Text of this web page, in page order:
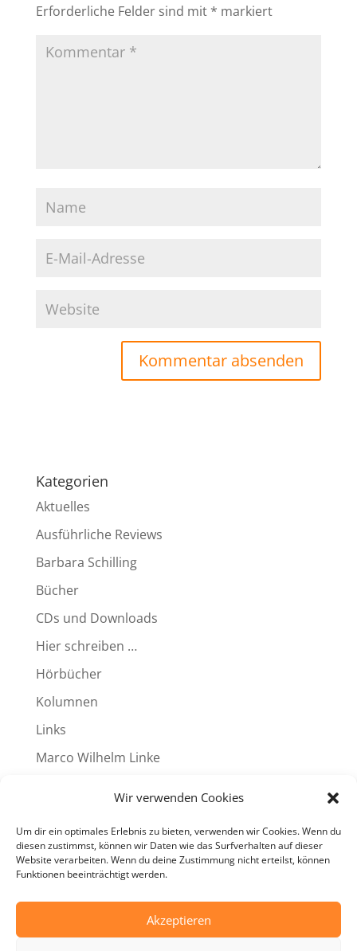
Wir verwenden Cookies
Um dir ein optimales Erlebnis zu bieten, verwenden wir Cookies. Wenn du
diesen zustimmst, können wir Daten wie das Surfverhalten auf dieser
Website verarbeiten. Wenn du deine Zustimmung nicht erteilst, können
Funktionen beeinträchtigt werden.
Akzeptieren
Erforderliche Felder sind mit * markiert
Kategorien
Aktuelles
Ausführliche Reviews
Barbara Schilling
Bücher
CDs und Downloads
Hier schreiben …
Hörbücher
Kolumnen
Links
Marco Wilhelm Linke
Termine
Videos